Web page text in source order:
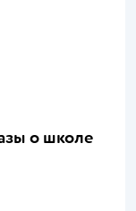
о школе